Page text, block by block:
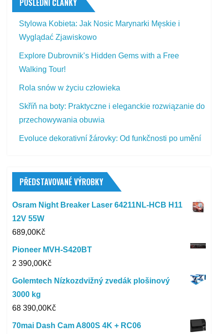
POSLEDNÍ ČLÁNKY
Stylowa Kobieta: Jak Nosic Marynarki Męskie i
Wyglądać Zjawiskowo
Explore Dubrovnik’s Hidden Gems with a Free
Walking Tour!
Rola snów w życiu człowieka
Skříň na boty: Praktyczne i eleganckie rozwiązanie do
przechowywania obuwia
Evoluce dekorativní žárovky: Od funkčnosti po umění
PŘEDSTAVOVANÉ VÝROBKY
Osram Night Breaker Laser 64211NL-HCB H11
12V 55W
689,00Kč
Pioneer MVH-S420BT
2 390,00Kč
Golemtech Nízkozdvižný zvedák plošinový
3000 kg
68 390,00Kč
70mai Dash Cam A800S 4K + RC06